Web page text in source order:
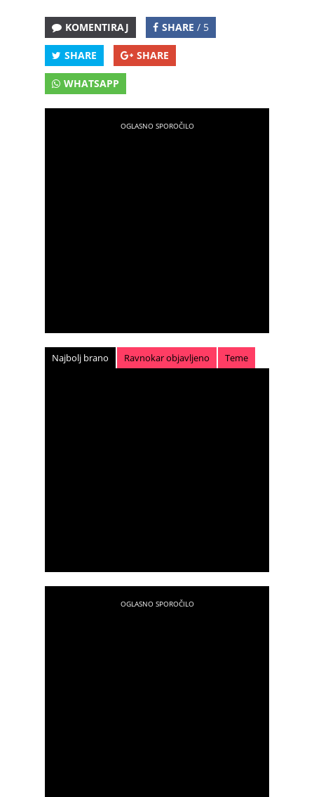
KOMENTIRAJ SHARE / 5
SHARE SHARE
WHATSAPP
Najbolj brano Ravnokar objavljeno Teme